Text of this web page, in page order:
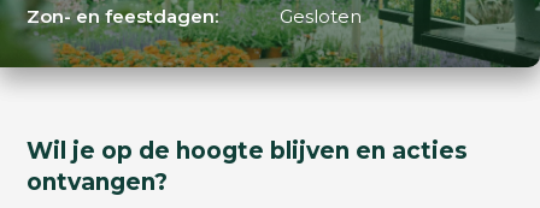
Zon- en feestdagen:
Gesloten
Wil je op de hoogte blijven en acties
ontvangen?